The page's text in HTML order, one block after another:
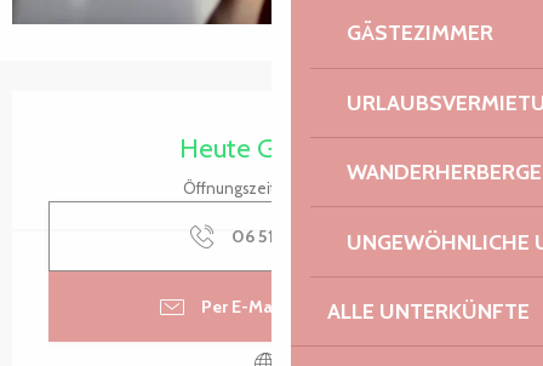
GÄSTEZIMMER
UNGEWÖHNLICHE
ALLE UNTERKÜNFTE
Öffnungszeiten & Kontaktdaten
Heute Geöffnet
Öffnungszeiten ansehen
06 51 00 91 ▒▒
Per E-Mail kontaktieren